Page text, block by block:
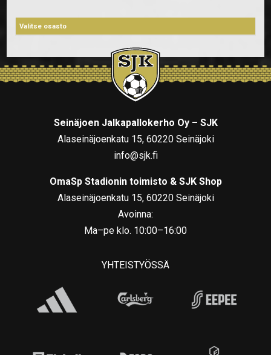
Seinäjoen Jalkapallokerho Oy – SJK
Alaseinäjoenkatu 15, 60220 Seinäjoki
info@sjk.fi
OmaSp Stadionin toimisto & SJK Shop
Alaseinäjoenkatu 15, 60220 Seinäjoki
Avoinna:
Ma–pe klo. 10:00–16:00
YHTEISTYÖSSÄ